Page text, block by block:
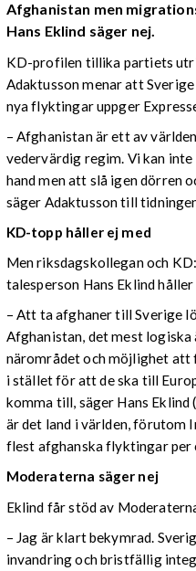
Afghanistan men
Hans Eklind säger nej.
KD-profilen tillika partiets
Adaktusson menar att
nya flyktingar uppger
– Afghanistan är ett av
vedervärdig regim. Vi kan
hand men att slå igen dörren
säger Adaktusson till
KD-topp håller ej med
Men riksdagskollegan och
talesperson Hans Eklind
– Att ta afghaner till Sverige
Afghanistan, det mest
närområdet och möjlighet att
i stället för att de ska till
komma till, säger Hans
är det land i världen, förutom
flest afghanska flyktingar per
Moderaterna säger nej
Eklind får stöd av
– Jag är klart bekymrad.
invandring och bristfällig